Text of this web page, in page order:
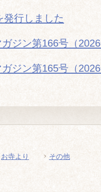
発行しました
ジン第166号（
ジン第165号（
お寺より その他